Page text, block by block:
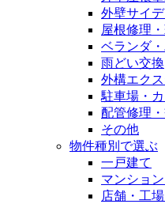
外壁サイ
屋根修理
ベランダ
雨どい交換
外構エク
駐車場・
配管修理
その他
物件種別で選ぶ
一戸建て
マンショ
店舗・工